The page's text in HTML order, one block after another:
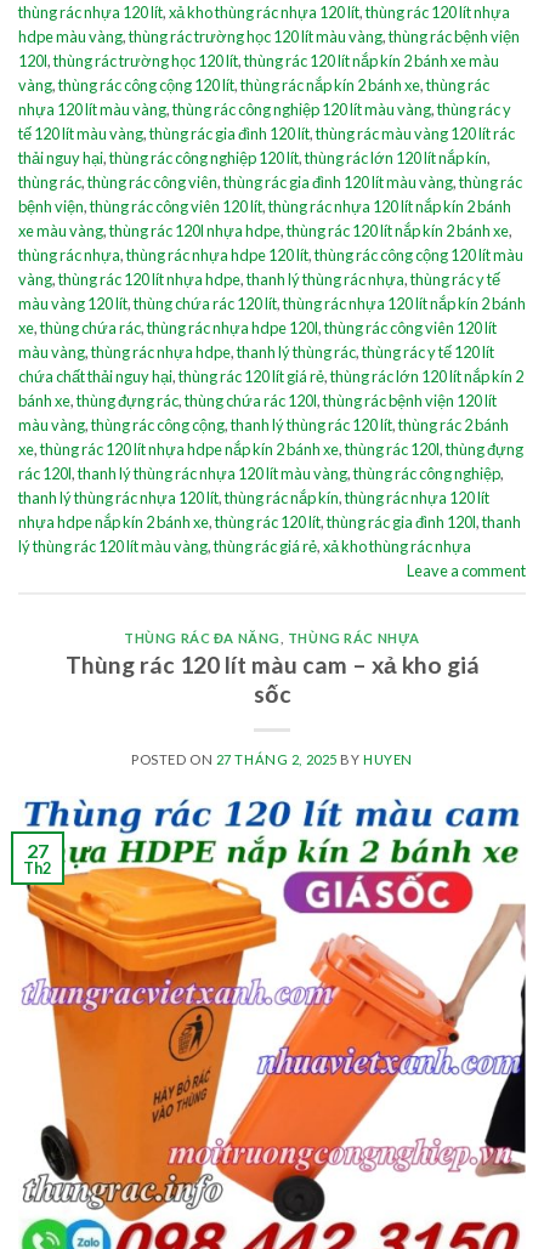
thùng rác nhựa 120 lít,xả kho thùng rác nhựa 120 lít,thùng rác 120 lít nhựa
hdpe màu vàng,thùng rác trường học 120 lít màu vàng,thùng rác bệnh viện
120l,thùng rác trường học 120 lít,thùng rác 120 lít nắp kín 2 bánh xe màu
vàng,thùng rác công cộng 120 lít,thùng rác nắp kín 2 bánh xe,thùng rác
nhựa 120 lít màu vàng,thùng rác công nghiệp 120 lít màu vàng,thùng rác y
tế 120 lít màu vàng,thùng rác gia đình 120 lít,thùng rác màu vàng 120 lít rác
thải nguy hại,thùng rác công nghiệp 120 lít,thùng rác lớn 120 lít nắp kín,
thùng rác,thùng rác công viên,thùng rác gia đình 120 lít màu vàng,thùng rác
bệnh viện,thùng rác công viên 120 lít,thùng rác nhựa 120 lít nắp kín 2 bánh
xe màu vàng,thùng rác 120l nhựa hdpe,thùng rác 120 lít nắp kín 2 bánh xe,
thùng rác nhựa,thùng rác nhựa hdpe 120 lít,thùng rác công cộng 120 lít màu
vàng,thùng rác 120 lít nhựa hdpe,thanh lý thùng rác nhựa,thùng rác y tế
màu vàng 120 lít,thùng chứa rác 120 lít,thùng rác nhựa 120 lít nắp kín 2 bánh
xe,thùng chứa rác,thùng rác nhựa hdpe 120l,thùng rác công viên 120 lít
màu vàng,thùng rác nhựa hdpe,thanh lý thùng rác,thùng rác y tế 120 lít
chứa chất thải nguy hại,thùng rác 120 lít giá rẻ,thùng rác lớn 120 lít nắp kín 2
bánh xe,thùng đựng rác,thùng chứa rác 120l,thùng rác bệnh viện 120 lít
màu vàng,thùng rác công cộng,thanh lý thùng rác 120 lít,thùng rác 2 bánh
xe,thùng rác 120 lít nhựa hdpe nắp kín 2 bánh xe,thùng rác 120l,thùng đựng
rác 120l,thanh lý thùng rác nhựa 120 lít màu vàng,thùng rác công nghiệp,
thanh lý thùng rác nhựa 120 lít,thùng rác nắp kín,thùng rác nhựa 120 lít
nhựa hdpe nắp kín 2 bánh xe,thùng rác 120 lít,thùng rác gia đình 120l,thanh
lý thùng rác 120 lít màu vàng,thùng rác giá rẻ,xả kho thùng rác nhựa
Leave a comment
THÙNG RÁC ĐA NĂNG THÙNG RÁC NHỰA
Thùng rác 120 lít màu cam – xả kho giá
sốc
POSTED ON 27 THÁNG 2, 2025 BY HUYEN
27
Th2